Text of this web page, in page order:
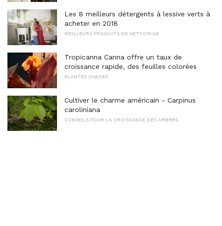
Les 8 meilleurs détergents à lessive verts à
acheter en 2018
MEILLEURS PRODUITS DE NETTOYAGE
Tropicanna Canna offre un taux de
croissance rapide, des feuilles colorées
PLANTES VIVACES
Cultiver le charme américain - Carpinus
caroliniana
CONSEILS POUR LA CROISSANCE DES ARBRES